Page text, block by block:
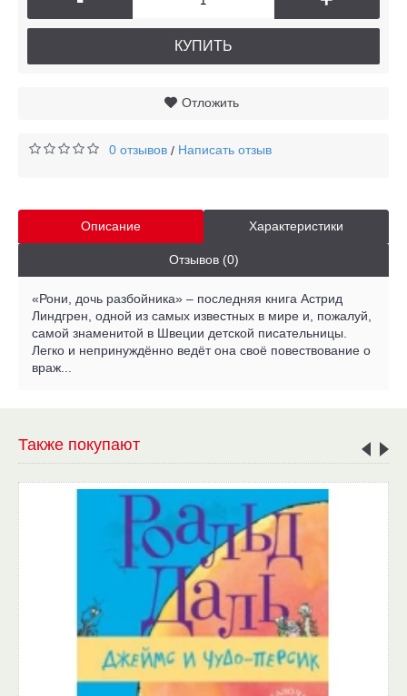
КУПИТЬ
Отложить
0 отзывов / Написать отзыв
Описание Характеристики
Отзывов (0)
«Рони, дочь разбойника» – последняя книга Астрид
Линдгрен, одной из самых известных в мире и, пожалуй,
самой знаменитой в Швеции детской писательницы.
Легко и непринуждённо ведёт она своё повествование о
враж...
Также покупают